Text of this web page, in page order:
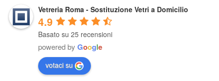
Vetreria Roma - Sostituzione Vetri a Domicilio
4.9
Basato su 25 recensioni
powered by Google
votaci su